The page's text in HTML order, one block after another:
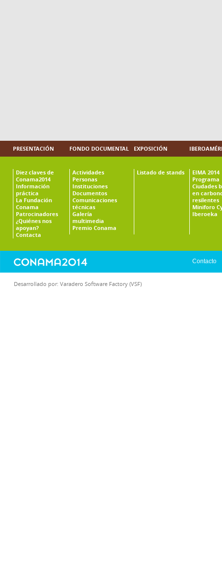
PRESENTACIÓN
Diez claves de
Conama2014
Información
práctica
La Fundación
Conama
Patrocinadores
¿Quiénes nos
apoyan?
Contacta
FONDO DOCUMENTAL
Actividades
Personas
Instituciones
Documentos
Comunicaciones
técnicas
Galería
multimedia
Premio Conama
EXPOSICIÓN
Listado de stands
EIMA 2014
Programa
Ciudades
en
resilentes
Miniforo
Iberoeka
Contacto
Desarrollado por: Varadero Software Factory (VSF)